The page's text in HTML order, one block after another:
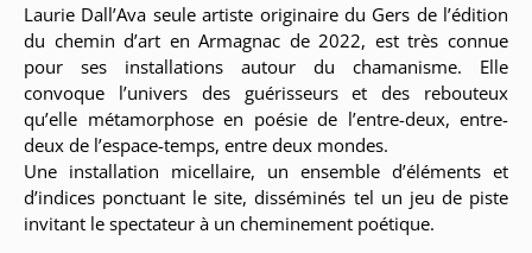
Laurie Dall’Ava seule artiste originaire du Gers de l’édition
du chemin d’art en Armagnac de 2022, est très connue
pour ses installations autour du chamanisme. Elle
convoque l’univers des guérisseurs et des rebouteux
qu’elle métamorphose en poésie de l’entre-deux, entre-
deux de l’espace-temps, entre deux mondes.
Une installation micellaire, un ensemble d’éléments et
d’indices ponctuant le site, disséminés tel un jeu de piste
invitant le spectateur à un cheminement poétique.